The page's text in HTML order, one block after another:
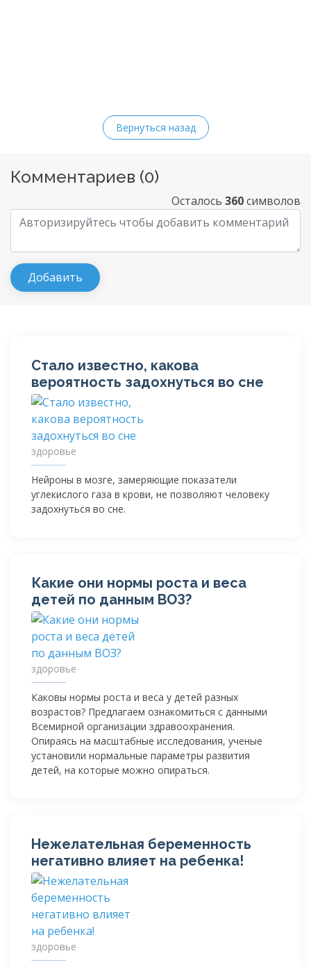
Вернуться назад
Комментариев (0)
Осталось 360символов
Стало известно, какова
вероятность задохнуться во сне
здоровье
Нейроны в мозге, замеряющие показатели
углекислого газа в крови, не позволяют человеку
задохнуться во сне.
Какие они нормы роста и веса
детей по данным ВОЗ?
здоровье
Каковы нормы роста и веса у детей разных
возрастов? Предлагаем ознакомиться с данными
Всемирной организации здравоохранения.
Опираясь на масштабные исследования, ученые
установили нормальные параметры развития
детей, на которые можно опираться.
Нежелательная беременность
негативно влияет на ребенка!
здоровье